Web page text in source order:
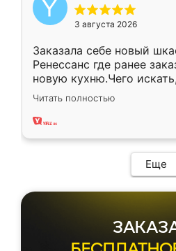
3 августа 2026
Заказала себе новый
Ренессанс где ранее
новую кухню.Чего
вполне довольна. Служит
два года, нареканий нет.
Читать полностью
Еще